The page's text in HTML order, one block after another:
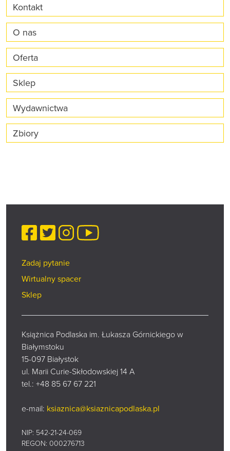
Kontakt
O nas
Oferta
Sklep
Wydawnictwa
Zbiory
Facebook
TwitterInstagram
YouTube
Zadaj pytanie
Wirtualny spacer
Sklep
Książnica Podlaska im. Łukasza Górnickiego w
Białymstoku
15-097 Białystok
ul. Marii Curie-Skłodowskiej 14 A
tel.: +48 85 67 67 221
e-mail: ksiaznica@ksiaznicapodlaska.pl
NIP: 542-21-24-069
REGON: 000276713